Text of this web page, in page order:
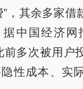
”，其余多家借
据中国经济网
前多次被用户
性成本、实